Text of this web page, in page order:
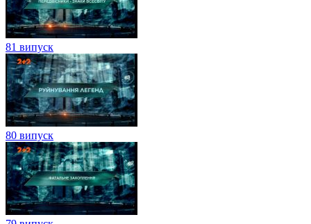
81 випуск
80 випуск